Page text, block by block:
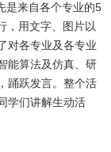
来自各个专业的5
，用文字、图片以
对各专业及各专业
能算法及仿真、研
踊跃发言。整个活
学们讲解生动活